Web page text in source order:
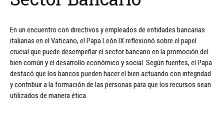
En un encuentro con directivos y empleados de entidades bancarias
italianas en el Vaticano, el Papa León IX reflexionó sobre el papel
crucial que puede desempeñar el sector bancario en la promoción del
bien común y el desarrollo económico y social. Según fuentes, el Papa
destacó que los bancos pueden hacer el bien actuando con integridad
y contribuir a la formación de las personas para que los recursos sean
utilizados de manera ética.